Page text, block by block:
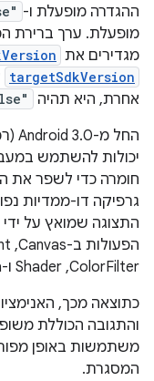
ההגדרה מופעלת ו-
מופעלת. ערך ברירת
מגדירים את
targetSdkVersion
אחרת, היא תהיה
חומרה כדי לשפר את
גרפיקה דו-ממדיות
התצוגה שמואץ על
ColorFilter,‏ Shader ו-Camera מואצות.
כתוצאה מכך,
והתגובה הכוללת
המסגרת.